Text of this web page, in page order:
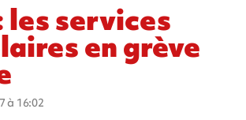
les services
en grève
à 16:02